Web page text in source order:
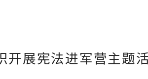
展宪法进军营主题